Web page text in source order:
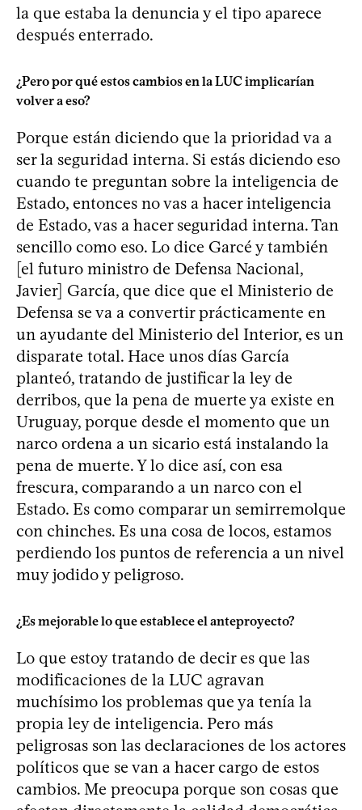
la que estaba la denuncia y el tipo aparece
después enterrado.
¿Pero por qué estos cambios en la LUC implicarían
volver a eso?
Porque están diciendo que la prioridad va a
ser la seguridad interna. Si estás diciendo eso
cuando te preguntan sobre la inteligencia de
Estado, entonces no vas a hacer inteligencia
de Estado, vas a hacer seguridad interna. Tan
sencillo como eso. Lo dice Garcé y también
[el futuro ministro de Defensa Nacional,
Javier] García, que dice que el Ministerio de
Defensa se va a convertir prácticamente en
un ayudante del Ministerio del Interior, es un
disparate total. Hace unos días García
planteó, tratando de justificar la ley de
derribos, que la pena de muerte ya existe en
Uruguay, porque desde el momento que un
narco ordena a un sicario está instalando la
pena de muerte. Y lo dice así, con esa
frescura, comparando a un narco con el
Estado. Es como comparar un semirremolque
con chinches. Es una cosa de locos, estamos
perdiendo los puntos de referencia a un nivel
muy jodido y peligroso.
¿Es mejorable lo que establece el anteproyecto?
Lo que estoy tratando de decir es que las
modificaciones de la LUC agravan
muchísimo los problemas que ya tenía la
propia ley de inteligencia. Pero más
peligrosas son las declaraciones de los actores
políticos que se van a hacer cargo de estos
cambios. Me preocupa porque son cosas que